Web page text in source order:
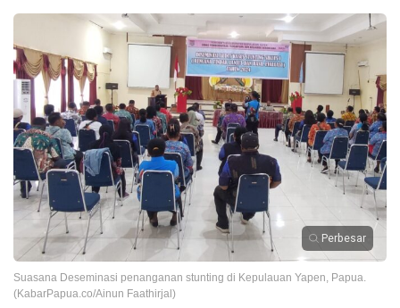
Perbesar
Suasana Deseminasi penanganan stunting di Kepulauan Yapen, Papua.
(KabarPapua.co/Ainun Faathirjal)